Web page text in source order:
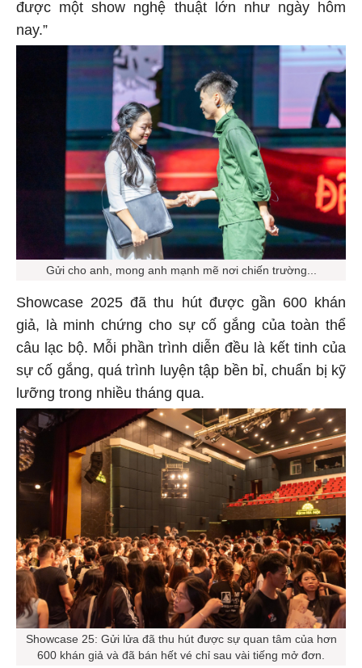
được một show nghệ thuật lớn như ngày hôm
nay.”
Gửi cho anh, mong anh mạnh mẽ nơi chiến trường...
Showcase 2025 đã thu hút được gần 600 khán
giả, là minh chứng cho sự cố gắng của toàn thể
câu lạc bộ. Mỗi phần trình diễn đều là kết tinh của
sự cố gắng, quá trình luyện tập bền bỉ, chuẩn bị kỹ
lưỡng trong nhiều tháng qua.
Showcase 25: Gửi lửa đã thu hút được sự quan tâm của hơn
600 khán giả và đã bán hết vé chỉ sau vài tiếng mở đơn.